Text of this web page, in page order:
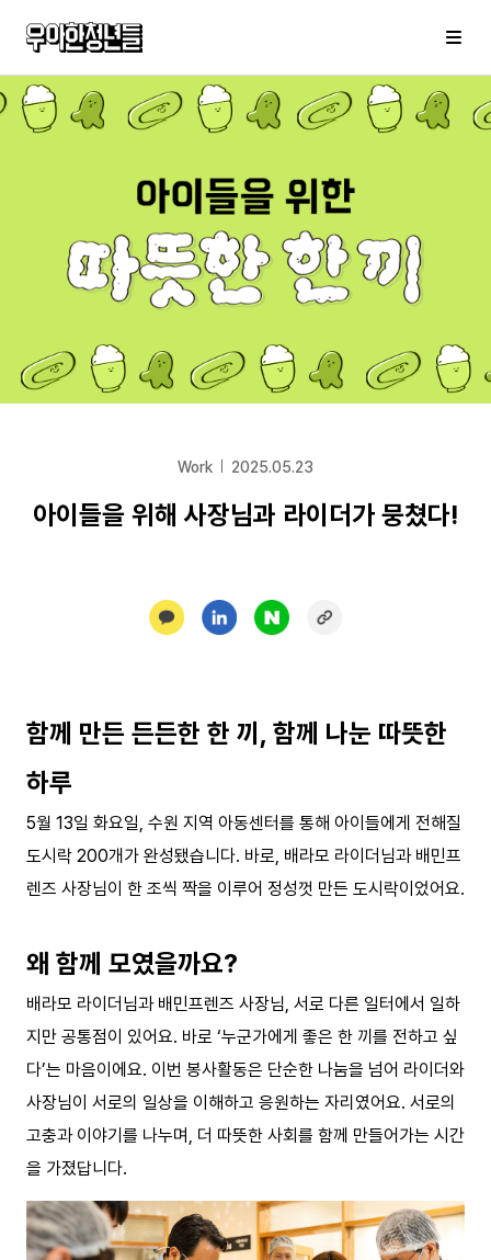
Work 2025.05.23
아이들을 위해 사장님과 라이더가 뭉쳤다!
함께 만든 든든한 한 끼, 함께 나눈 따뜻한
하루
5월 13일 화요일, 수원 지역 아동센터를 통해 아이들에게 전해질
도시락 200개가 완성됐습니다. 바로, 배라모 라이더님과 배민프
렌즈 사장님이 한 조씩 짝을 이루어 정성껏 만든 도시락이었어요.
왜 함께 모였을까요?
배라모 라이더님과 배민프렌즈 사장님, 서로 다른 일터에서 일하
지만 공통점이 있어요. 바로 ‘누군가에게 좋은 한 끼를 전하고 싶
다’는 마음이에요. 이번 봉사활동은 단순한 나눔을 넘어 라이더와
사장님이 서로의 일상을 이해하고 응원하는 자리였어요. 서로의
고충과 이야기를 나누며, 더 따뜻한 사회를 함께 만들어가는 시간
을 가졌답니다.